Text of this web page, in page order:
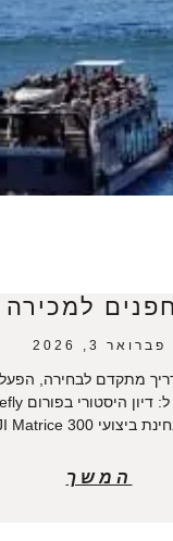
למכירה
פברואר 3, 2026
מתקדם לבחירה,
המשך